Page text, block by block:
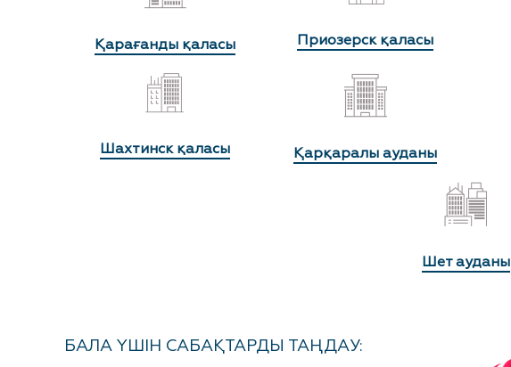
Қарағанды қаласы Приозерск қаласы
Шахтинск қаласы Қарқаралы ауданы
Шет ауданы
БАЛА ҮШІН САБАҚТАРДЫ ТАҢДАУ: